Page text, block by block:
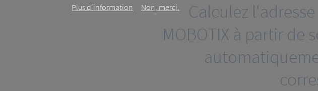
Plus d‘information Non, merci.
Calculez
MOBOTIX à partir de